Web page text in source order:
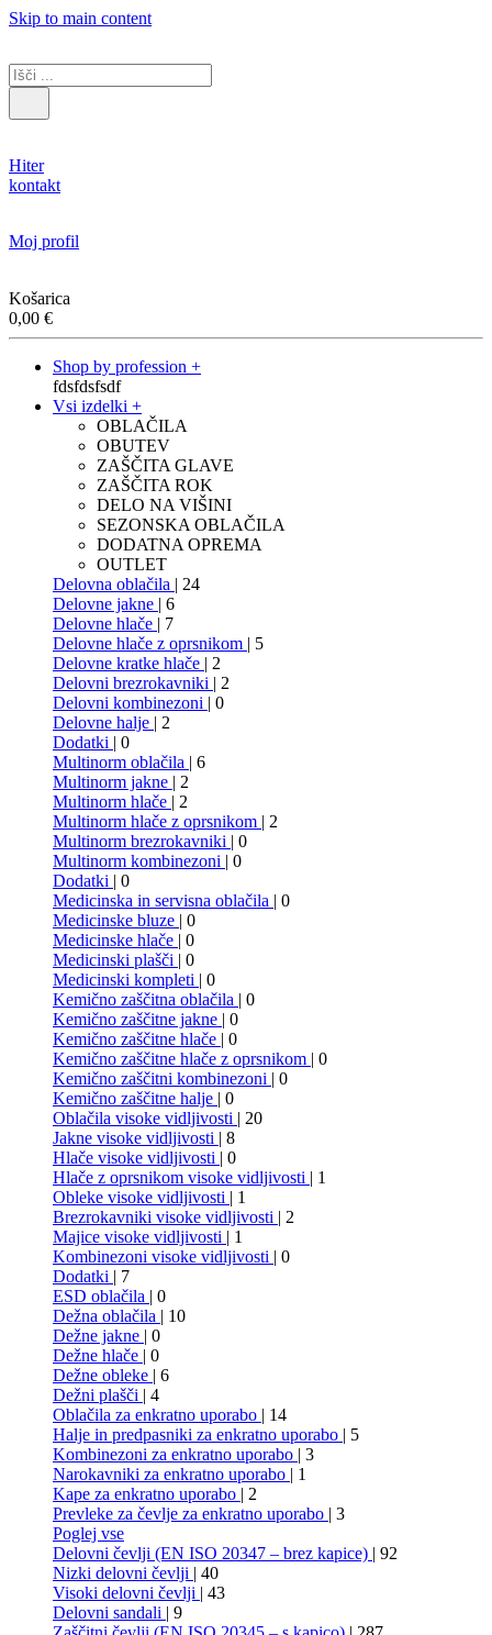
Skip to main content
Hiter
kontakt
Moj profil
Košarica
0,00 €
Shop by profession +
fdsfdsfsdf
Vsi izdelki +
OBLAČILA
OBUTEV
ZAŠČITA GLAVE
ZAŠČITA ROK
DELO NA VIŠINI
SEZONSKA OBLAČILA
DODATNA OPREMA
OUTLET
Delovna oblačila | 24
Delovne jakne | 6
Delovne hlače | 7
Delovne hlače z oprsnikom | 5
Delovne kratke hlače | 2
Delovni brezrokavniki | 2
Delovni kombinezoni | 0
Delovne halje | 2
Dodatki | 0
Multinorm oblačila | 6
Multinorm jakne | 2
Multinorm hlače | 2
Multinorm hlače z oprsnikom | 2
Multinorm brezrokavniki | 0
Multinorm kombinezoni | 0
Dodatki | 0
Medicinska in servisna oblačila | 0
Medicinske bluze | 0
Medicinske hlače | 0
Medicinski plašči | 0
Medicinski kompleti | 0
Kemično zaščitna oblačila | 0
Kemično zaščitne jakne | 0
Kemično zaščitne hlače | 0
Kemično zaščitne hlače z oprsnikom | 0
Kemično zaščitni kombinezoni | 0
Kemično zaščitne halje | 0
Oblačila visoke vidljivosti | 20
Jakne visoke vidljivosti | 8
Hlače visoke vidljivosti | 0
Hlače z oprsnikom visoke vidljivosti | 1
Obleke visoke vidljivosti | 1
Brezrokavniki visoke vidljivosti | 2
Majice visoke vidljivosti | 1
Kombinezoni visoke vidljivosti | 0
Dodatki | 7
ESD oblačila | 0
Dežna oblačila | 10
Dežne jakne | 0
Dežne hlače | 0
Dežne obleke | 6
Dežni plašči | 4
Oblačila za enkratno uporabo | 14
Halje in predpasniki za enkratno uporabo | 5
Kombinezoni za enkratno uporabo | 3
Narokavniki za enkratno uporabo | 1
Kape za enkratno uporabo | 2
Prevleke za čevlje za enkratno uporabo | 3
Poglej vse
Delovni čevlji (EN ISO 20347 – brez kapice) | 92
Nizki delovni čevlji | 40
Visoki delovni čevlji | 43
Delovni sandali | 9